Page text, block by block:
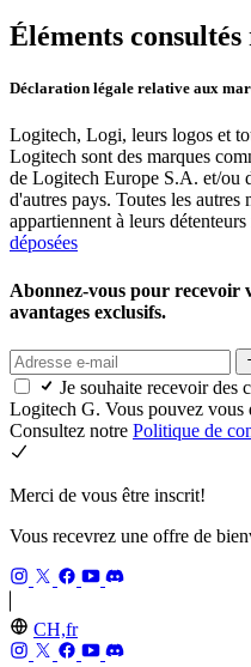
Éléments
Déclaration légale relative aux
Logitech, Logi, leurs logos et
Logitech sont des marques
de Logitech Europe S.A. et/ou
d'autres pays. Toutes les autres
appartiennent à leurs détenteurs
déposées
Abonnez-vous pour recevoir
avantages exclusifs.
Je souhaite recevoir des
Logitech G. Vous pouvez vous
Consultez notre Politique de
Merci de vous être inscrit!
Vous recevrez une offre de
CH,fr